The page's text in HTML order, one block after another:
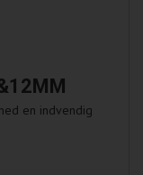
en indvendig